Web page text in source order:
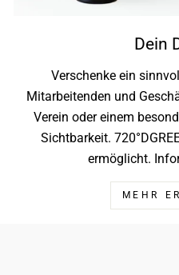
Dein
Verschenke ein
Mitarbeitenden und
Verein oder einem
Sichtbarkeit.
ermöglicht.
MEHR